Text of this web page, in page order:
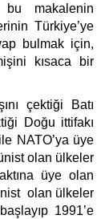
bu makalenin
Türkiye’ye
bulmak için,
kısaca bir
çektiği Batı
Doğu ittifakı
NATO’ya üye
olan ülkeler
üye olan
olan ülkeler
1991’e